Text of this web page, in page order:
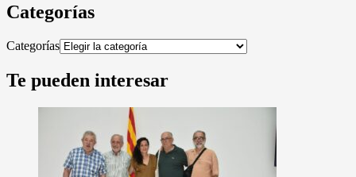
Categorías
Categorías
Te pueden interesar